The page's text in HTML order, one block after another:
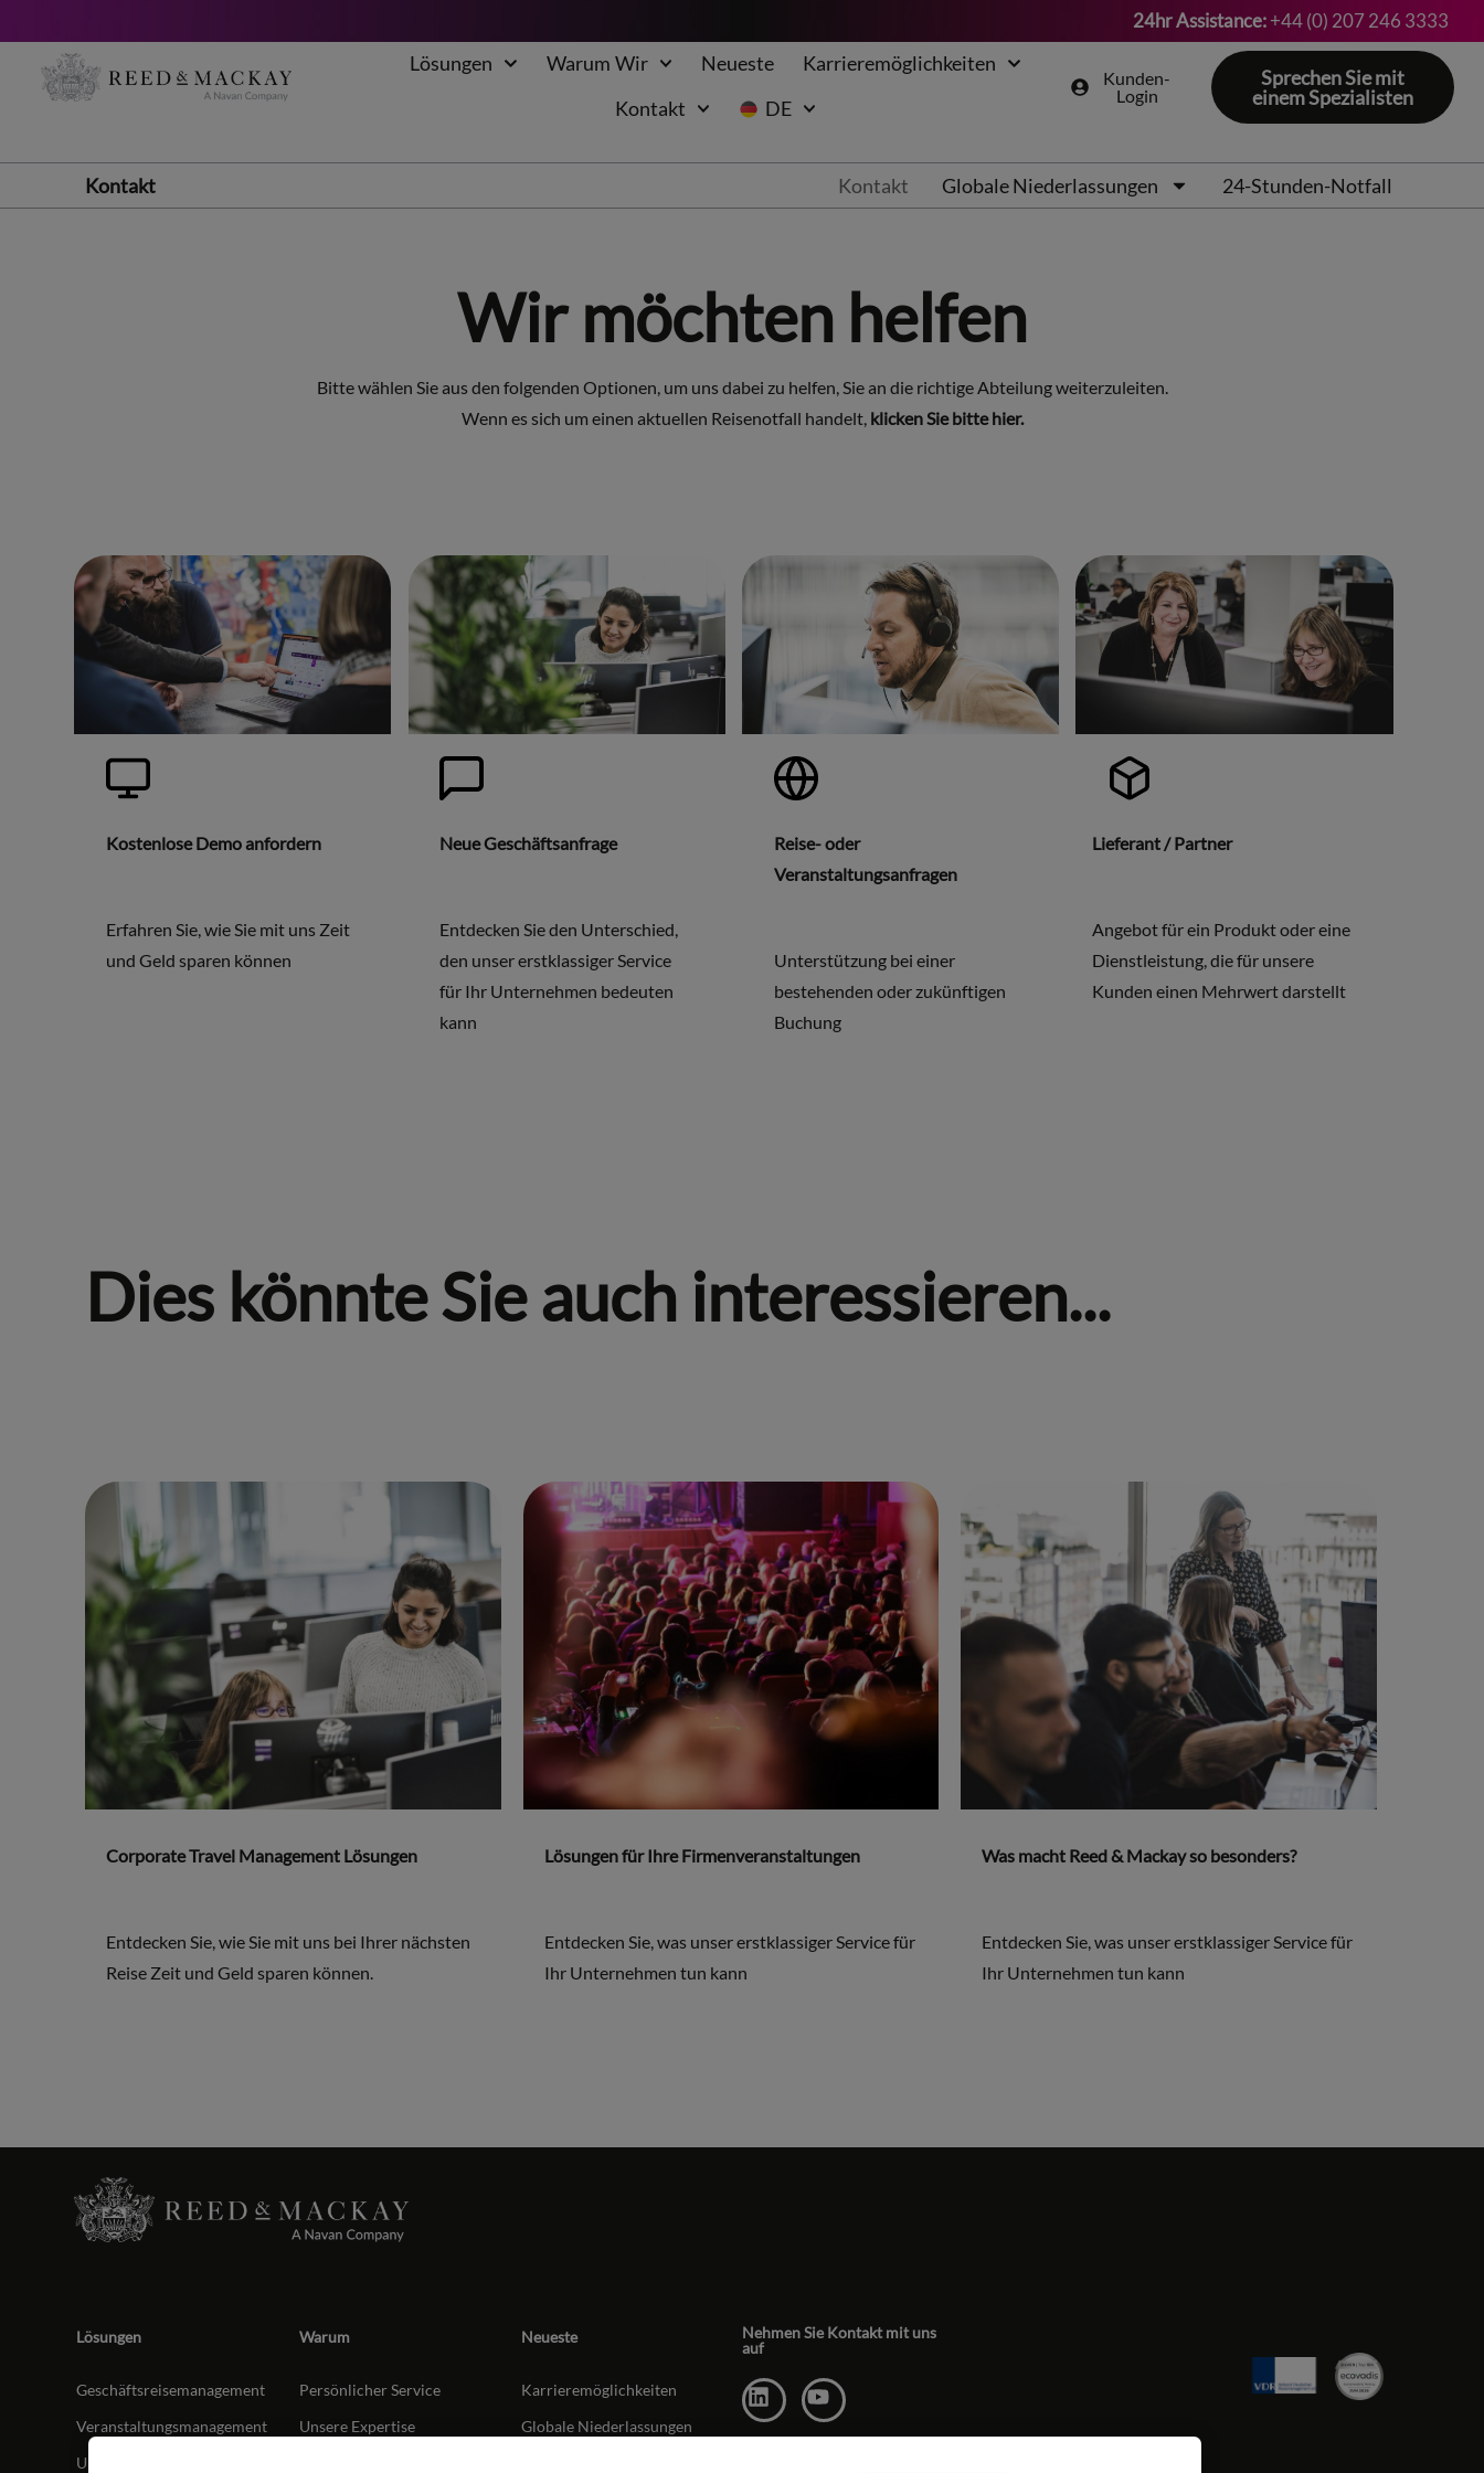
Inhalt
24hr Assistance:+44 (0) 207 246 3333
Lösungen Warum Wir Neueste
Karrieremöglichkeiten
Kontakt
DE
Kunden-
Login
Sprechen Sie mit
einem Spezialisten
Kontakt Kontakt Globale Niederlassungen 24-Stunden-Notfall
Wir möchten helfen
Bitte wählen Sie aus den folgenden Optionen, um uns dabei zu helfen, Sie an die richtige Abteilung weiterzuleiten.
Wenn es sich um einen aktuellen Reisenotfall handelt, klicken Sie bitte hier.
Kostenlose Demo anfordern
Erfahren Sie, wie Sie mit uns Zeit
und Geld sparen können
Neue Geschäftsanfrage
Entdecken Sie den Unterschied,
den unser erstklassiger Service
für Ihr Unternehmen bedeuten
kann
Reise- oder
Veranstaltungsanfragen
Unterstützung bei einer
bestehenden oder zukünftigen
Buchung
Lieferant / Partner
Angebot für ein Produkt oder eine
Dienstleistung, die für unsere
Kunden einen Mehrwert darstellt
Dies könnte Sie auch interessieren...
Corporate Travel Management Lösungen
Entdecken Sie, wie Sie mit uns bei Ihrer nächsten
Reise Zeit und Geld sparen können.
Lösungen für Ihre Firmenveranstaltungen
Entdecken Sie, was unser erstklassiger Service für
Ihr Unternehmen tun kann
Was macht Reed & Mackay so besonders?
Entdecken Sie, was unser erstklassiger Service für
Ihr Unternehmen tun kann
Lösungen
Geschäftsreisemanagement
Veranstaltungsmanagement
Unsere Plattform
Warum
Persönlicher Service
Unsere Expertise
Neueste
Karrieremöglichkeiten
Globale Niederlassungen
Nehmen Sie Kontakt mit uns
auf